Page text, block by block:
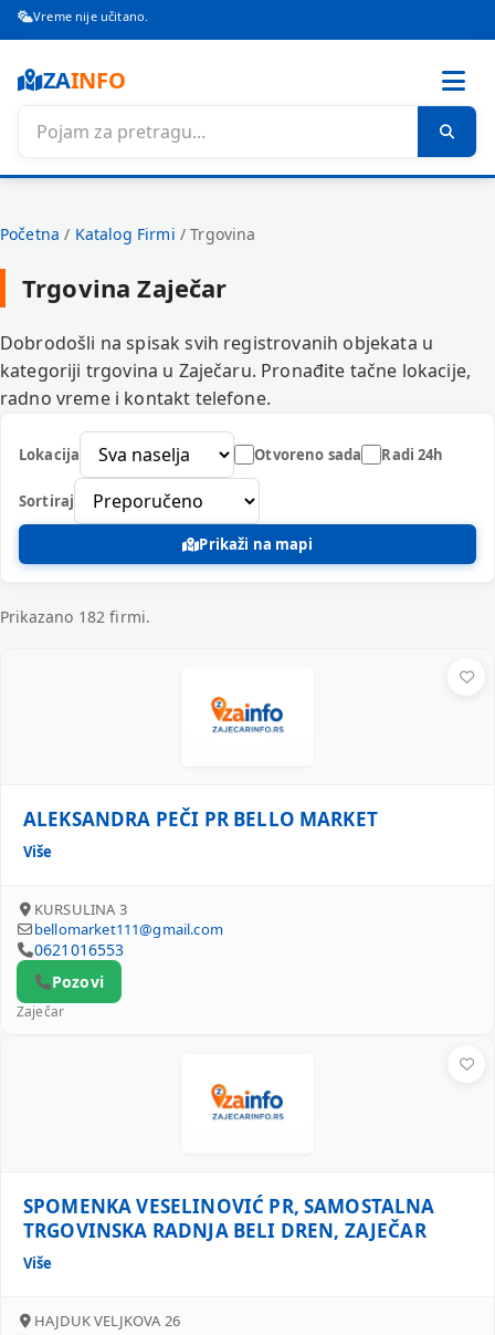
Vreme nije učitano.
ZAINFO
Početna / Katalog Firmi /Trgovina
Trgovina Zaječar
Dobrodošli na spisak svih registrovanih objekata u
kategoriji trgovina u Zaječaru. Pronađite tačne lokacije,
radno vreme i kontakt telefone.
Lokacija Otvoreno sada Radi 24h
Sortiraj
Prikaži na mapi
Prikazano 182 firmi.
ALEKSANDRA PEČI PR BELLO MARKET
Više
KURSULINA 3
bellomarket111@gmail.com
0621016553
Pozovi
Zaječar
SPOMENKA VESELINOVIĆ PR, SAMOSTALNA
TRGOVINSKA RADNJA BELI DREN, ZAJEČAR
Više
HAJDUK VELJKOVA 26